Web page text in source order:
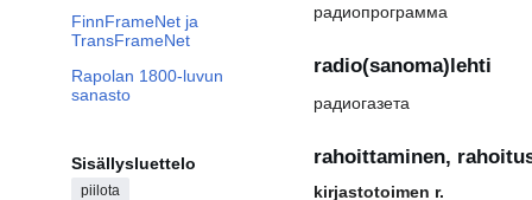
FinnFrameNet ja
TransFrameNet
Rapolan 1800-luvun
sanasto
Sisällysluettelo
piilota
радиопрограмма
radio(sanoma)lehti
радиогазета
rahoittaminen,
kirjastotoimen r.